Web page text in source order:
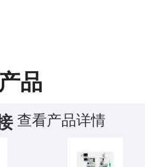
品
查看产品详情